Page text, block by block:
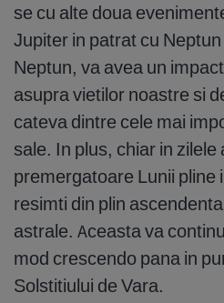
se cu alte doua
Jupiter in patrat cu
Neptun, va avea un
asupra vietilor noastre si
cateva dintre cele mai
sale. In plus, chiar in zilele
premergatoare Lunii pline
resimti din plin
astrale. Aceasta va
mod crescendo pana in
Solstitiului de Vara.